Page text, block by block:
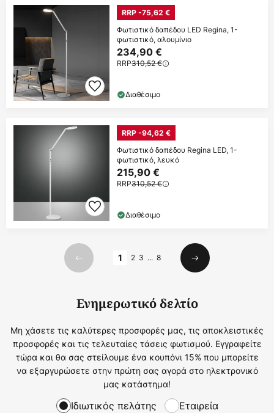
RRP -75,62 €
Φωτιστικό δαπέδου LED Regina, 1-
φωτιστικό, αλουμίνιο
234,90 €
RRP310,52 €
Διαθέσιμο
RRP -94,62 €
Φωτιστικό δαπέδου Regina LED, 1-
φωτιστικό, λευκό
215,90 €
RRP310,52 €
Διαθέσιμο
Προηγούμενο
1 2 3 ... 8
Επόμενο
Ενημερωτικό δελτίο
Μη χάσετε τις καλύτερες προσφορές μας, τις αποκλειστικές
προσφορές και τις τελευταίες τάσεις φωτισμού. Εγγραφείτε
τώρα και θα σας στείλουμε ένα κουπόνι 15% που μπορείτε
να εξαργυρώσετε στην πρώτη σας αγορά στο ηλεκτρονικό
μας κατάστημα!
Ιδιωτικός πελάτης Εταιρεία